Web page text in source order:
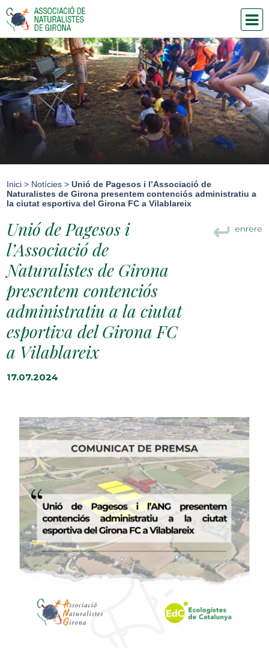
Inici > Notícies > Unió de Pagesos i l’Associació de
Naturalistes de Girona presentem contenciós administratiu a
la ciutat esportiva del Girona FC a Vilablareix
enrere
Unió de Pagesos i
l’Associació de
Naturalistes de Girona
presentem contenciós
administratiu a la ciutat
esportiva del Girona FC
a Vilablareix
17.07.2024